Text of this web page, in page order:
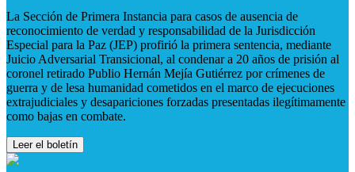
La Sección de Primera Instancia para casos de ausencia de
reconocimiento de verdad y responsabilidad de la Jurisdicción
Especial para la Paz (JEP) profirió la primera sentencia, mediante
Juicio Adversarial Transicional, al condenar a 20 años de prisión al
coronel retirado Publio Hernán Mejía Gutiérrez por crímenes de
guerra y de lesa humanidad cometidos en el marco de ejecuciones
extrajudiciales y desapariciones forzadas presentadas ilegítimamente
como bajas en combate.
Leer el boletín